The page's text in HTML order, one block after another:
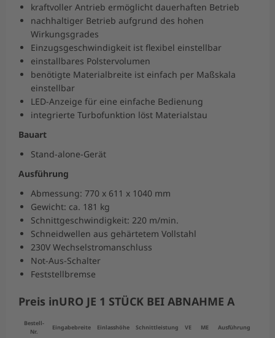
kraftvoller Antrieb ermöglicht dauerhaften Betrieb
nachhaltiger Betrieb aufgrund des hohen
Wirkungsgrades
Einzugsgeschwindigkeit ist flexibel einstellbar
einstallbares Polstervolumen
benötigte Materialbreite ist einfach per Maßskala
einstellbar
LED-Anzeige für eine einfache Bedienung
integrierte Turbofunktion löst Materialstau
Bauart
Stand-alone-Gerät
Ausführung
Abmessung: 770 x 611 x 1040 mm
Gewicht: ca. 181 kg
Schnittgeschwindigkeit: 220 m/min.
Schneidwellen aus gehärtetem Vollstahl
230V Wechselstromanschluss
Not-Aus-Schalter
Feststellbremse
Preis inURO JE 1 STÜCK BEI ABNAHME A
Bestell-
Nr.
Eingabebreite Einlasshöhe Schnittleistung VE ME Ausführung